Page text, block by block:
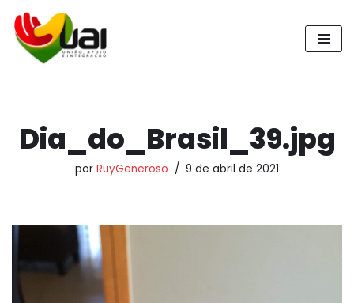
Pular
para
Dia_do_Brasil_39.jpg
por RuyGeneroso 9 de abril de 2021